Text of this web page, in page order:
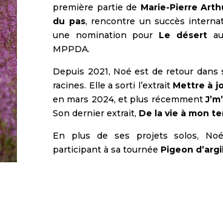
première partie de Marie-Pierre
du pas, rencontre un succès
une nomination pour Le désertau
MPPDA.
Depuis 2021, Noé est de retour
racines. Elle a sorti l’extrait Mettre à
en mars 2024, et plus récemment
Son dernier extrait, De la vie à mon
En plus de ses projets solos,
participant à sa tournée Pigeon